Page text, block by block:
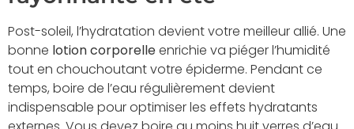
Post-soleil, l’hydratation devient votre meilleur allié. Une
bonne lotion corporelleenrichie va piéger l’humidité
tout en chouchoutant votre épiderme. Pendant ce
temps, boire de l’eau régulièrement devient
indispensable pour optimiser les effets hydratants